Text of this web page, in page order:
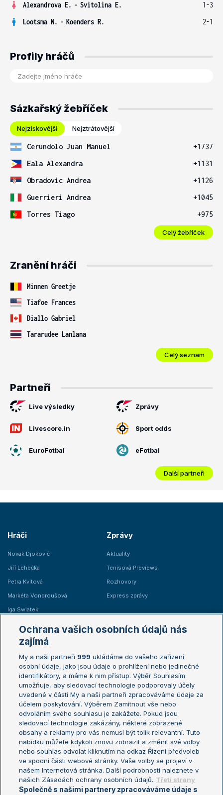
Alexandrova E. - Svitolina E.
1-3
Lootsma N. - Koenders R. 2-1
Profily hráčů
Sázkařský žebříček
Nejziskovější Nejztrátovější
Cerundolo Juan Manuel
+1737
Eala Alexandra
+1131
Obradovic Andrea
+1126
Guerrieri Andrea
+1045
Torres Tiago
+975
Celý žebříček
Zranění hráči
Minnen Greetje
Tiafoe Frances
Diallo Gabriel
Tararudee Lanlana
Celý seznam
Partneři
Live výsledky Zprávy
Livescore.in Sport odds
EuroFotbal eFotbal
Další partneři
Hráči
Novak Djokovič
Jiří Lehečka
Petra Kvitová
Markéta Vondroušová
Iga Swiatek
Zprávy
Aktuality
Tenisová Previews
Rozhovory
Express zprávy
Žebříčky
Žebříček ATP (muži)
Žebříček WTA (ženy)
Sázkařský žebříček
Australian Open
French Open
Wimbledon
US Open
Turnaj mistrů
Turnaj mistryň
Aktualní trendy
Fotbalové přestupy
Livesport Daily
LS Prague Open
Ochrana vašich osobních údajů nás
zajímá
My a naši partneři 999 ukládáme do vašeho zařízení
osobní údaje, jako jsou údaje o prohlížení nebo jedinečné
identifikátory, a máme k nim přístup. Výběr Souhlasím
umožňuje, aby sledovací technologie podporovaly účely
uvedené v části My a naši partneři zpracováváme údaje za
účelem poskytování. Výběrem Zamítnout vše nebo
odvoláním svého souhlasu je zakážete. Pokud jsou
sledovací technologie zakázány, některé zobrazené
obsahy a reklamy pro vás nemusí být tolik relevantní. Tuto
nabídku můžete kdykoli znovu zobrazit a změnit své volby
nebo souhlas odvolat kliknutím na odkaz Řízení předvoleb
ve spodní části webové stránky. Vaše volby se projeví v
našem Internetová stránka. Další podrobnosti naleznete v
našich Zásadách ochrany osobních údajů. Třetí strany
Společně s našimi partnery zpracováváme údaje s